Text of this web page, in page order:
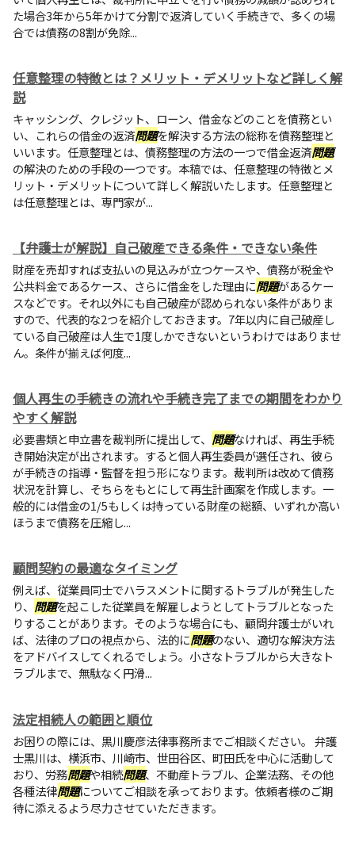
た場合3年から5年かけて分割で返済していく手続きで、多くの場
合では債務の8割が免除...
任意整理の特徴とは？メリット・デメリットなど詳しく解
説
キャッシング、クレジット、ローン、借金などのことを債務とい
い、これらの借金の返済問題を解決する方法の総称を債務整理と
いいます。任意整理とは、債務整理の方法の一つで借金返済問題
の解決のための手段の一つです。本稿では、任意整理の特徴とメ
リット・デメリットについて詳しく解説いたします。任意整理と
は任意整理とは、専門家が...
【弁護士が解説】自己破産できる条件・できない条件
財産を売却すれば支払いの見込みが立つケースや、債務が税金や
公共料金であるケース、さらに借金をした理由に問題があるケー
スなどです。それ以外にも自己破産が認められない条件がありま
すので、代表的な2つを紹介しておきます。7年以内に自己破産し
ている自己破産は人生で1度しかできないというわけではありませ
ん。条件が揃えば何度...
個人再生の手続きの流れや手続き完了までの期間をわかり
やすく解説
必要書類と申立書を裁判所に提出して、 問題なければ、再生手続
き開始決定が出されます。すると個人再生委員が選任され、彼ら
が手続きの指導・監督を担う形になります。裁判所は改めて債務
状況を計算し、そちらをもとにして再生計画案を作成します。一
般的には借金の1/5もしくは持っている財産の総額、いずれか高い
ほうまで債務を圧縮し...
顧問契約の最適なタイミング
例えば、従業員同士でハラスメントに関するトラブルが発生した
り、 問題を起こした従業員を解雇しようとしてトラブルとなった
りすることがあります。そのような場合にも、顧問弁護士がいれ
ば、法律のプロの視点から、法的に問題のない、適切な解決方法
をアドバイスしてくれるでしょう。小さなトラブルから大きなト
ラブルまで、無駄なく円滑...
法定相続人の範囲と順位
お困りの際には、黒川慶彦法律事務所までご相談ください。 弁護
士黒川は、横浜市、川崎市、世田谷区、町田氏を中心に活動して
おり、労務問題や相続問題、不動産トラブル、企業法務、その他
各種法律問題についてご相談を承っております。依頼者様のご期
待に添えるよう尽力させていただきます。